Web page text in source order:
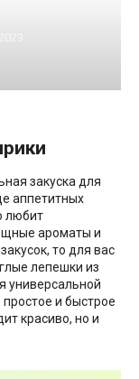
закуска для
аппетитных
любит
ароматы и
то для вас
лепешки из
универсальной
и быстрое
красиво, но и